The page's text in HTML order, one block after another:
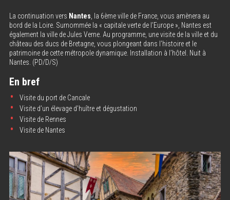
La continuation vers Nantes , la 6ème ville de France, vous amènera au
bord de la Loire. Surnommée la « capitale verte de l’Europe », Nantes est
également la ville de Jules Verne. Au programme, une visite de la ville et du
château des ducs de Bretagne, vous plongeant dans l’histoire et le
patrimoine de cette métropole dynamique. Installation à l’hôtel. Nuit à
Nantes. (PD/D/S)
En bref
Visite du port de Cancale
Visite d’un élevage d’huître et dégustation
Visite de Rennes
Visite de Nantes